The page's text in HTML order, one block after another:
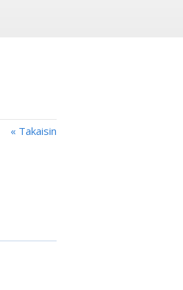
« Takaisin